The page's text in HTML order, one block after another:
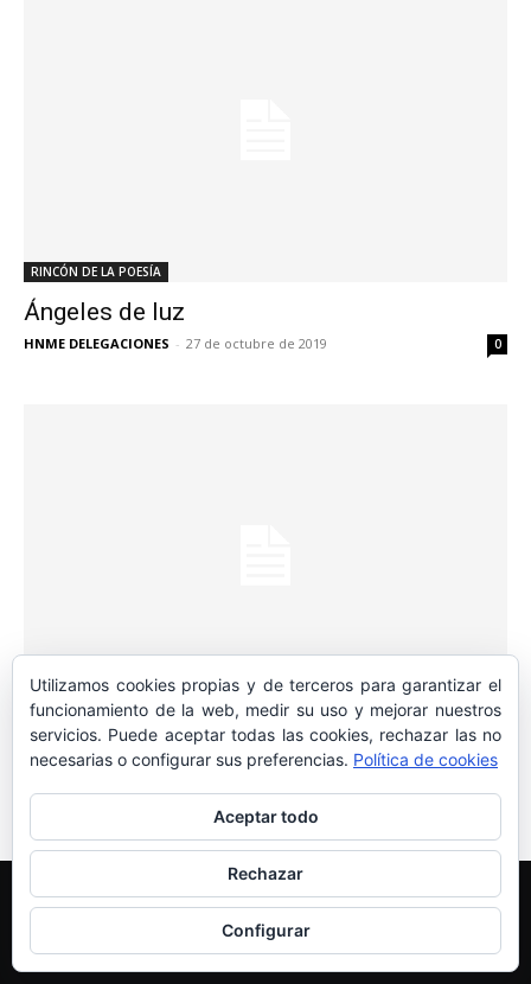
RINCÓN DE LA POESÍA
Ángeles de luz
HNME DELEGACIONES - 27 de octubre de 2019 0
CARTAS AL DIRECTOR
El amor de un pueblo
HNME DELEGACIONES - 25 de julio de 2019 0
Más información sobre las cookies
© Newspaper WordPress Theme by TagDiv
Utilizamos cookies propias y de terceros para garantizar el
funcionamiento de la web, medir su uso y mejorar nuestros
servicios. Puede aceptar todas las cookies, rechazar las no
necesarias o configurar sus preferencias. Política de cookies
Aceptar todo
Rechazar
Configurar